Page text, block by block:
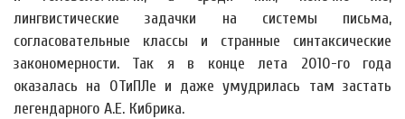
лингвистические задачки на системы письма,
согласовательные классы и странные синтаксические
закономерности. Так я в конце лета 2010-го года
оказалась на ОТиПЛе и даже умудрилась там застать
легендарного А.Е. Кибрика.